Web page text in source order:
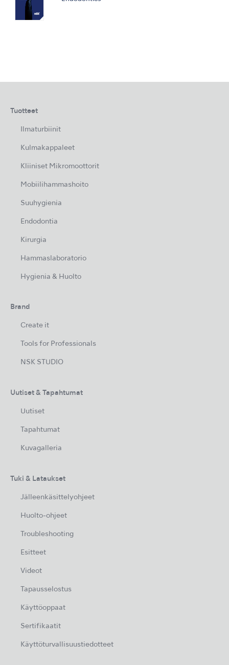
Tuotteet
Ilmaturbiinit
Kulmakappaleet
Kliiniset Mikromoottorit
Mobiilihammashoito
Suuhygienia
Endodontia
Kirurgia
Hammaslaboratorio
Hygienia & Huolto
Brand
Create it
Tools for Professionals
NSK STUDIO
Uutiset & Tapahtumat
Uutiset
Tapahtumat
Kuvagalleria
Tuki & Lataukset
Jälleenkäsittelyohjeet
Huolto-ohjeet
Troubleshooting
Esitteet
Videot
Tapausselostus
Käyttöoppaat
Sertifikaatit
Käyttöturvallisuustiedotteet